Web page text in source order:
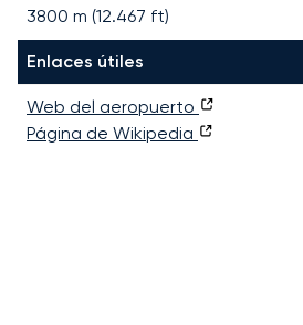
3800 m (12.467 ft)
Enlaces útiles
Web del aeropuerto
Página de Wikipedia